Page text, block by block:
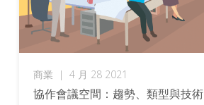
商業 | 4 月 28 2021
協作會議空間：趨勢、類型與技術